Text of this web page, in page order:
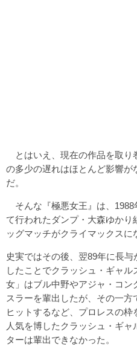
とはいえ、現在の作品を取り
の多少の遅れはほとんど影響が
だ。
そんな『極悪女王』は、1988
て行われたダンプ・大森ゆか
ッグマッチがクライマックスに
史実ではその後、翌89年に長
したことでクラッシュ・ギャ
女」はブル中野やアジャ・コン
スラーを輩出したが、その一
ヒットするなど、プロレスの
人気を博したクラッシュ・ギ
ターは輩出できなかった。